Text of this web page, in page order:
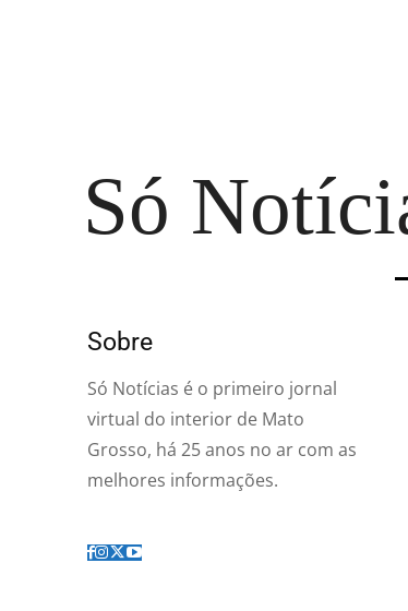
Só
Sobre
Só Notícias é o primeiro jornal
virtual do interior de Mato
Grosso, há 25 anos no ar com as
melhores informações.